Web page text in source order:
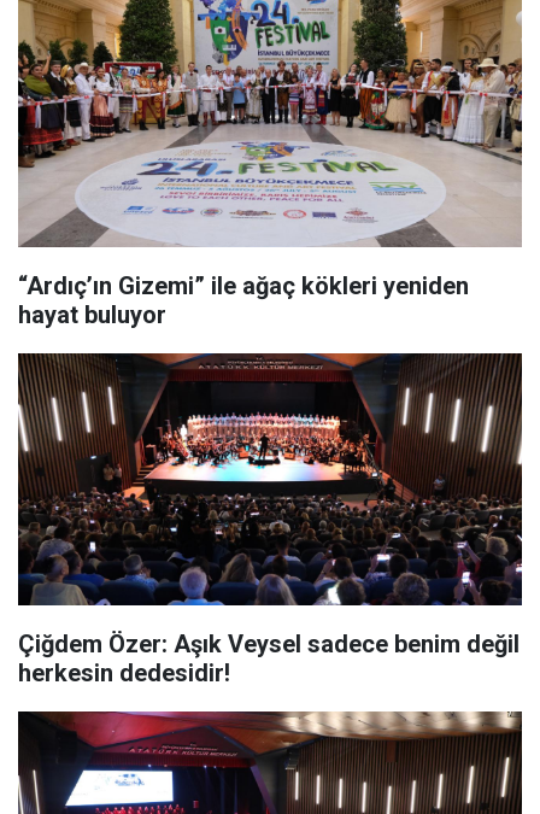
“Ardıç’ın Gizemi” ile ağaç kökleri yeniden
hayat buluyor
Çiğdem Özer: Aşık Veysel sadece benim değil
herkesin dedesidir!